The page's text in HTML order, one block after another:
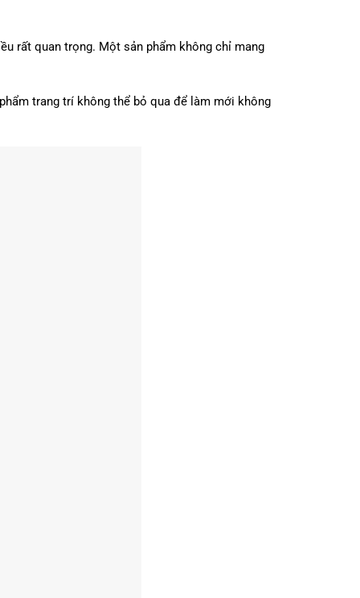
rất quan trọng. Một sản phẩm không chỉ mang
trang trí không thể bỏ qua để làm mới không